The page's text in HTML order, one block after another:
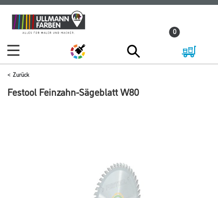
Zum
Inhalt
Zum
Navigationsmenü
0
Zurück
Festool Feinzahn-Sägeblatt W80